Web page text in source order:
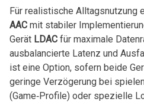
Für realistische Alltagsnutzung
AACmit stabiler
Gerät LDACfür maximale⁢
ausbalancierte Latenz und
ist eine Option, sofern beide
geringe Verzögerung bei
(Game‑Profile) oder⁤ spezielle